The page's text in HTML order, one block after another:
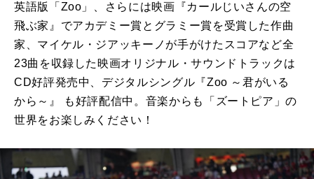
英語版「Zoo」、さらには映画『カールじいさんの空
飛ぶ家』でアカデミー賞とグラミー賞を受賞した作曲
家、マイケル・ジアッキーノが手がけたスコアなど全
23曲を収録した映画オリジナル・サウンドトラックは
CD好評発売中、デジタルシングル『Zoo ～君がいる
から～』 も好評配信中。音楽からも「ズートピア」の
世界をお楽しみください！